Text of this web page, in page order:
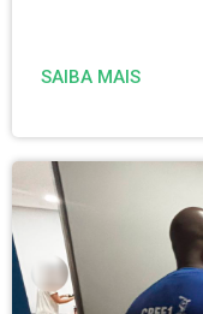
SAIBA MAIS